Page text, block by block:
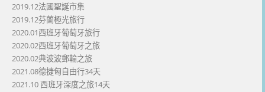
2019.12法國聖誕市集
2019.12芬蘭極光旅行
2020.01西班牙葡萄牙旅行
2020.02西班牙葡萄牙之旅
2020.02典波波郵輪之旅
2021.08德捷匈自由行34天
2021.10 西班牙深度之旅14天